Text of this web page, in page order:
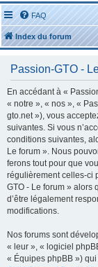
FAQ
Index du forum
Passion-GTO -
En accédant à «
« notre », « nos », «
gto.net »), vous
suivantes. Si vous
conditions suivantes,
Le forum ». Nous
ferons tout pour que
régulièrement celles-ci
GTO - Le forum » alors
d’être légalement
modifications.
Nos forums sont
« leur », « logiciel
« Équipes phpBB »)